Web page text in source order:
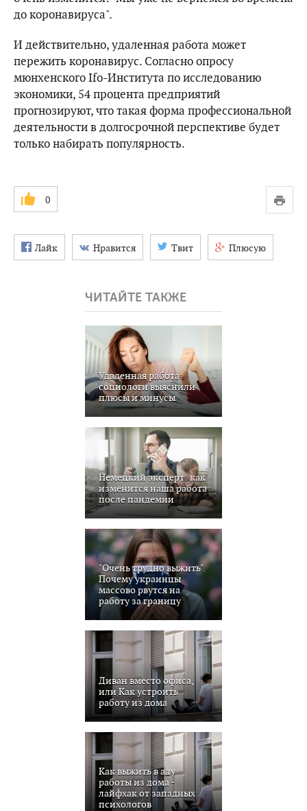
до коронавируса".
И действительно, удаленная работа может
пережить коронавирус. Согласно опросу
мюнхенского Ifo-Института по исследованию
экономики, 54 процента предприятий
прогнозируют, что такая форма профессиональной
деятельности в долгосрочной перспективе будет
только набирать популярность.
0
Лайк Нравится Твит Плюсую
ЧИТАЙТЕ ТАКЖЕ
Удаленная работа:
социологи выяснили
плюсы и минусы
Немецкий эксперт: как
изменится наша работа
после пандемии
"Очень трудно выжить".
Почему украинцы
массово рвутся на
работу за границу
Диван вместо офиса,
или Как устроить
работу из дома
Как выжить в аду
работы из дома -
лайфхак от западных
психологов